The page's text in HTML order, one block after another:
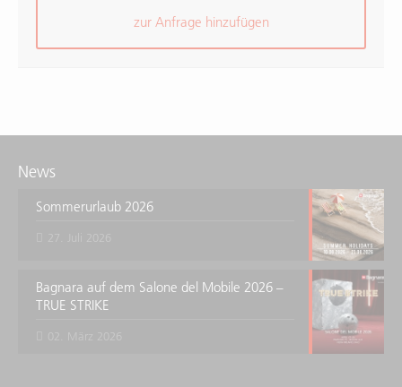
zur Anfrage hinzufügen
News
Sommerurlaub 2026
Bagnara auf dem Salone del Mobile 2026 –
TRUE STRIKE